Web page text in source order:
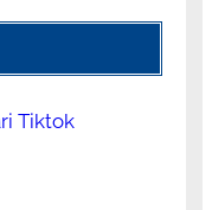
Tiktok